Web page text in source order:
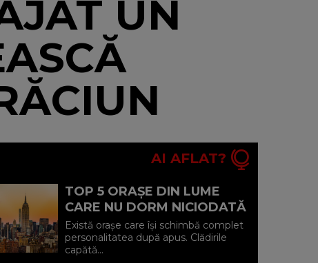
UN
AI AFLAT?
TOP 5 ORAȘE DIN LUME
CARE NU DORM NICIODATĂ
ȘI POVEȘTILE DIN SPATELE
CELOR MAI CELEBRE
BULEVARDE DE ...
Există orașe care își schimbă complet
personalitatea după apus. Clădirile
capătă...